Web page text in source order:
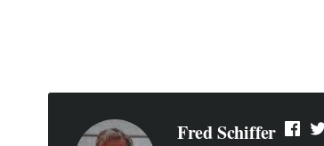
Fred Schiffer